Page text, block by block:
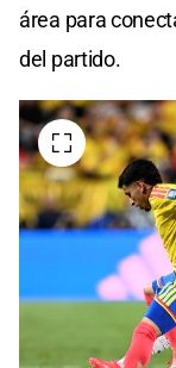
área para
del partido.